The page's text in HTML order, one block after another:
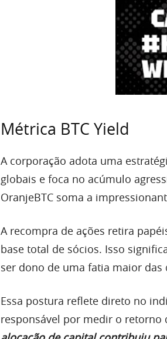
Métrica BTC Yield
A corporação adota uma
globais e foca no acúmulo
OranjeBTC soma a
A recompra de ações retira
base total de sócios. Isso
ser dono de uma fatia maior
Essa postura reflete direto no
responsável por medir o retorno